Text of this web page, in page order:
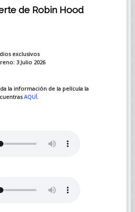
de Robin Hood
exclusivos
3 Julio 2026
la información de la película la
AQUÍ.